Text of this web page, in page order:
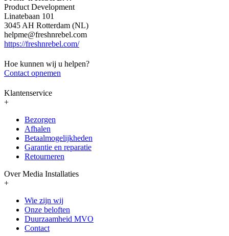
Product Development
Linatebaan 101
3045 AH Rotterdam (NL)
helpme@freshnrebel.com
https://freshnrebel.com/
Hoe kunnen wij u helpen?
Contact opnemen
Klantenservice
+
Bezorgen
Afhalen
Betaalmogelijkheden
Garantie en reparatie
Retourneren
Over Media Installaties
+
Wie zijn wij
Onze beloften
Duurzaamheid MVO
Contact